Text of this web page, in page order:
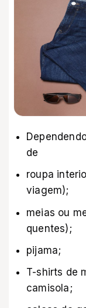
de
roupa
viagem);
meias ou
quentes);
pijama;
T-shirts de
camisola;